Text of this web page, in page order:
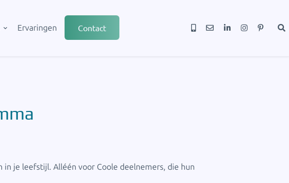
Ervaringen Contact
in je leefstijl. Alléén voor Coole deelnemers, die hun